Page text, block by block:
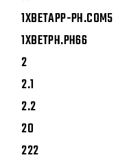
1XBETAPP-PH.COM5
1XBETPH.PH66
2
2.1
2.2
20
222